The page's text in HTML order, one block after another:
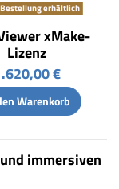
erhältlich
xMake-
Lizenz
€
Warenkorb
immersiven